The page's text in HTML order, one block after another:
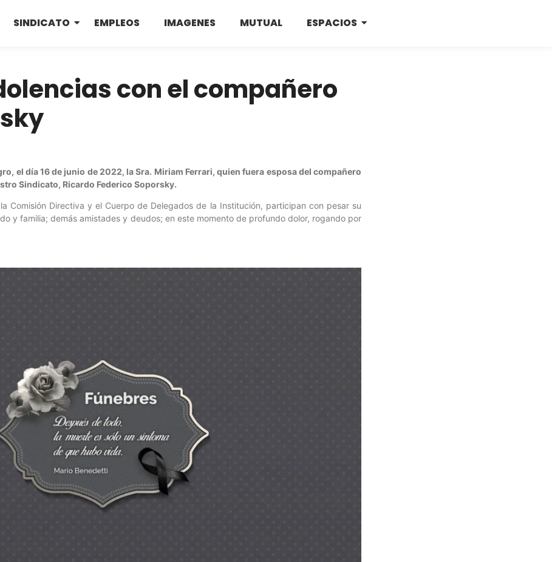
SINDICATO EMPLEOS IMAGENES MUTUAL ESPACIOS
con el compañero
el día 16 de junio de 2022, la Sra. Miriam Ferrari, quien fuera esposa del compañero
Sindicato, Ricardo Federico Soporsky.
Comisión Directiva y el Cuerpo de Delegados de la Institución, participan con pesar su
y familia; demás amistades y deudos; en este momento de profundo dolor, rogando por